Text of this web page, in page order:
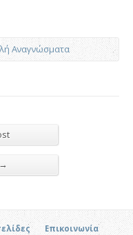
Αναγνώσματα
→
Επικοινωνία